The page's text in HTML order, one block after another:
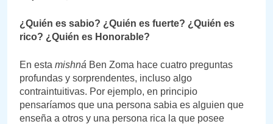
¿Quién es sabio? ¿Quién es fuerte? ¿Quién es
rico? ¿Quién es Honorable?
En esta mishná Ben Zoma hace cuatro preguntas
profundas y sorprendentes, incluso algo
contraintuitivas. Por ejemplo, en principio
pensaríamos que una persona sabia es alguien que
enseña a otros y una persona rica la que posee